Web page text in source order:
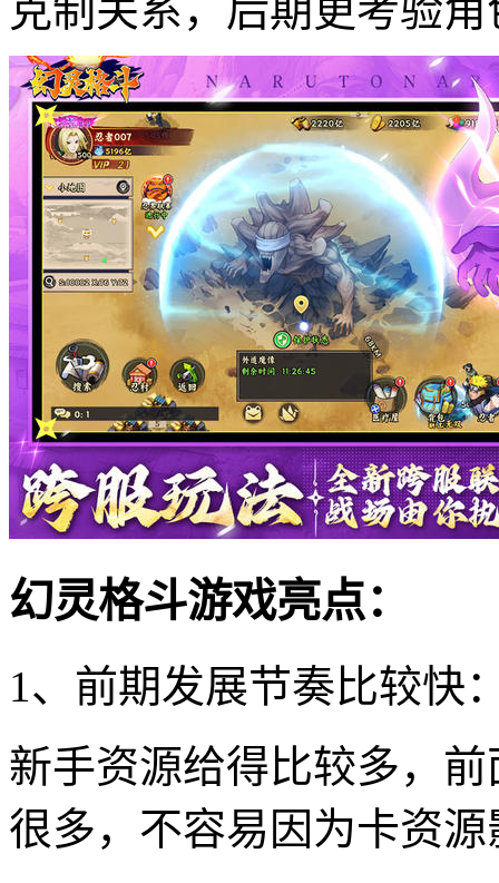
克制关系，后期更考验
幻灵格斗游戏亮点：
1、前期发展节奏比较快
新手资源给得比较多，
很多，不容易因为卡资